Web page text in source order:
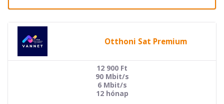
Otthoni Sat Premium
12 900 Ft
90 Mbit/s
6 Mbit/s
12 hónap